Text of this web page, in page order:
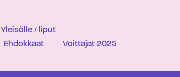
Yleisölle / liput
Ehdokkaat
Voittajat 2025